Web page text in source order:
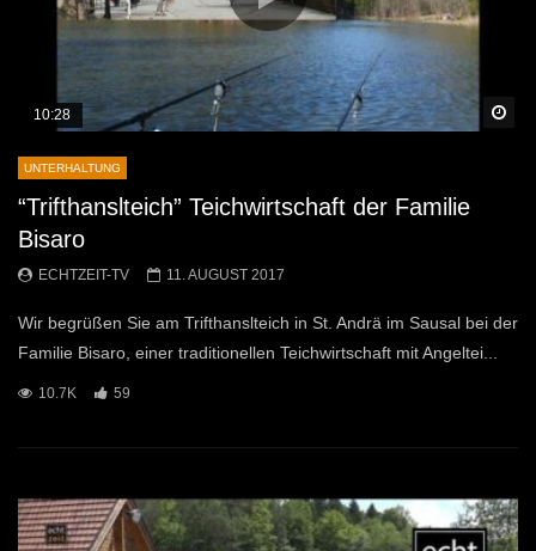
10:28
UNTERHALTUNG
“Trifthanslteich” Teichwirtschaft der Familie
Bisaro
ECHTZEIT-TV 11. AUGUST 2017
Wir begrüßen Sie am Trifthanslteich in St. Andrä im Sausal bei der
Familie Bisaro, einer traditionellen Teichwirtschaft mit Angeltei...
10.7K 59